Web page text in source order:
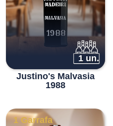
1 un.
Justino's Malvasia
1988
1 Garrafa